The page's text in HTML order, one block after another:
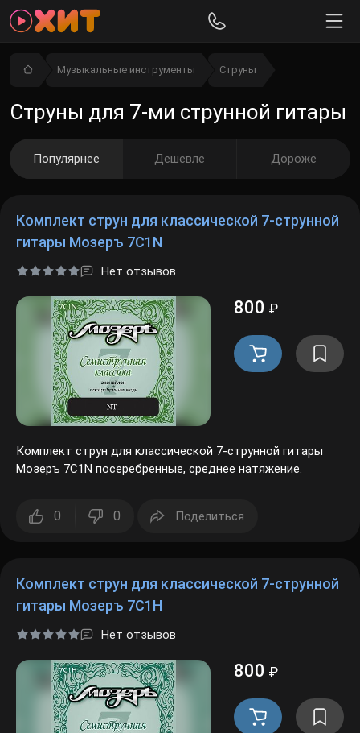
Музыкальные инструменты Струны
Струны для 7-ми струнной гитары
Популярнее Дешевле Дороже
Комплект струн для классической 7-струнной
гитары Мозеръ 7C1N
Нет отзывов
800 ₽
Комплект струн для классической 7-струнной гитары
Мозеръ 7C1N посеребренные, среднее натяжение.
0 0 Поделиться
Комплект струн для классической 7-струнной
гитары Мозеръ 7C1H
Нет отзывов
800 ₽